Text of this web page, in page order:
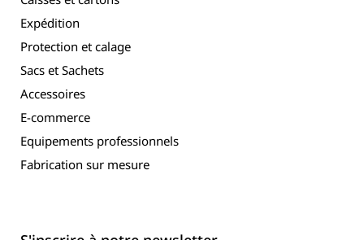
Expédition
Protection et calage
Sacs et Sachets
Accessoires
E-commerce
Equipements professionnels
Fabrication sur mesure